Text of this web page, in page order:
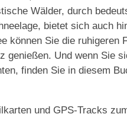
Wälder, durch
bietet sich auch
können Sie die ruhigeren
genießen. Und wenn Sie
finden Sie in diesem
und GPS-Tracks